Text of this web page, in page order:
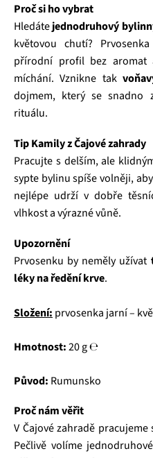
Proč si ho vybrat
Hledátejednodruhový
květovou chutí?
přírodní profil bez
míchání. Vznikne tak
dojmem, který se snadno
rituálu.
Tip Kamily z Čajové zahrady
Pracujte s delším, ale
sypte bylinu spíše volněji,
nejlépe udrží v dobře
vlhkost a výrazné vůně.
Upozornění
Prvosenku by neměly užívat
léky na ředění krve.
Složení: prvosenka jarní –
Hmotnost:20 g ℮
Původ: Rumunsko
Proč nám věřit
V Čajové zahradě
Pečlivě volíme